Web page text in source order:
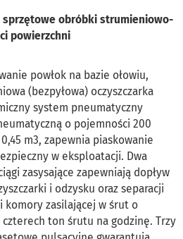
sprzętowe obróbki strumieniowo-
powierzchni
powłok na bazie ołowiu,
(bezpyłowa) oczyszczarka
system pneumatyczny
o pojemności 200
m3, zapewnia piaskowanie
w eksploatacji. Dwa
zasysające zapewniają dopływ
i odzysku oraz separacji
komory zasilającej w śrut o
ton śrutu na godzinę. Trzy